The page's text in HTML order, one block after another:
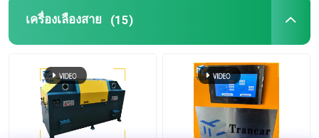
เครื่องเลืองสาย (15)